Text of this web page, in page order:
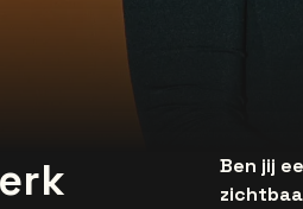
Ben jij